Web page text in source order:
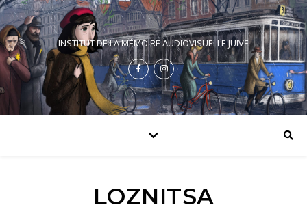
INSTITUT DE LA MÉMOIRE AUDIOVISUELLE JUIVE
LOZNITSA